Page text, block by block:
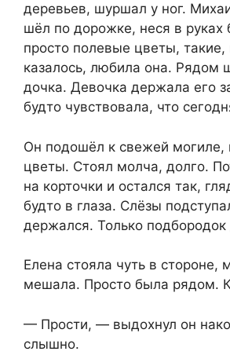
деревьев, шуршал у ног.
шёл по дорожке, неся в руках
просто полевые цветы, такие,
казалось, любила она. Рядом
дочка. Девочка держала его
будто чувствовала, что
Он подошёл к свежей могиле,
цветы. Стоял молча, долго.
на корточки и остался так,
будто в глаза. Слёзы
держался. Только
Елена стояла чуть в стороне,
мешала. Просто была рядом.
— Прости, — выдохнул он
слышно.